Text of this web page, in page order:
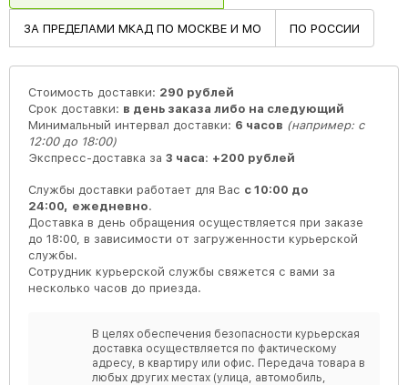
ЗА ПРЕДЕЛАМИ МКАД ПО МОСКВЕ И МО ПО РОССИИ
Стоимость доставки: 290 рублей
Срок доставки: в день заказа либо на следующий
Минимальный интервал доставки: 6 часов (например: с
12:00 до 18:00)
Экспресс-доставка за 3 часа: +200 рублей
Службы доставки работает для Вас с 10:00 до
24:00, ежедневно.
Доставка в день обращения осуществляется при заказе
до 18:00, в зависимости от загруженности курьерской
службы.
Сотрудник курьерской службы свяжется с вами за
несколько часов до приезда.
В целях обеспечения безопасности курьерская
доставка осуществляется по фактическому
адресу, в квартиру или офис. Передача товара в
любых других местах (улица, автомобиль,